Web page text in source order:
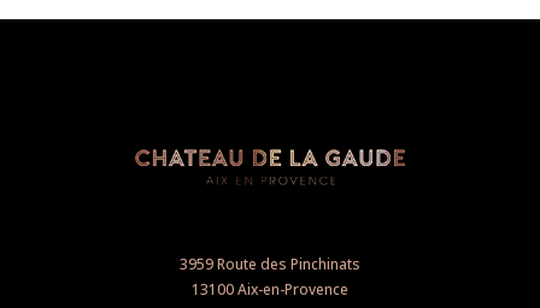
3959 Route des Pinchinats
13100 Aix-en-Provence